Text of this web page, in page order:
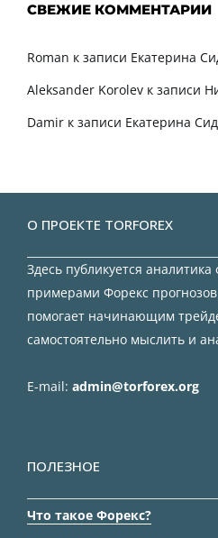
СВЕЖИЕ КОММЕНТАРИИ
Roman к записи Екатерина
Aleksander Korolev к записи
Damir к записи Екатерина
О ПРОЕКТЕ TORFOREX
Здесь публикуется
примерами Форекс
помогает начинающим
самостоятельно мыслить и
E-mail: admin@torforex.org
ПОЛЕЗНОЕ
Что такое Форекс?